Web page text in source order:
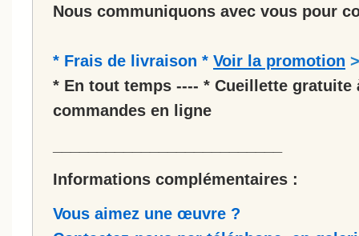
Nous communiquons avec vous pour
* Frais de livraison * Voir la promotion >
* En tout temps ---- * Cueillette gratuite
commandes en ligne
Informations complémentaires :
Vous aimez une œuvre ?